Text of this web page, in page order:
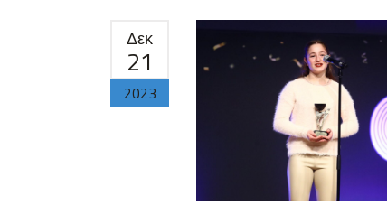
Δεκ
21
2023